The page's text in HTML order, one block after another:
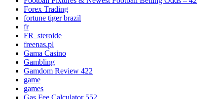
Forex Trading
fortune tiger brazil
fr
FR_steroide
freenas.pl
Gama Casino
Gambling
Gamdom Review 422
game
games
Gas Fee Calculator 552